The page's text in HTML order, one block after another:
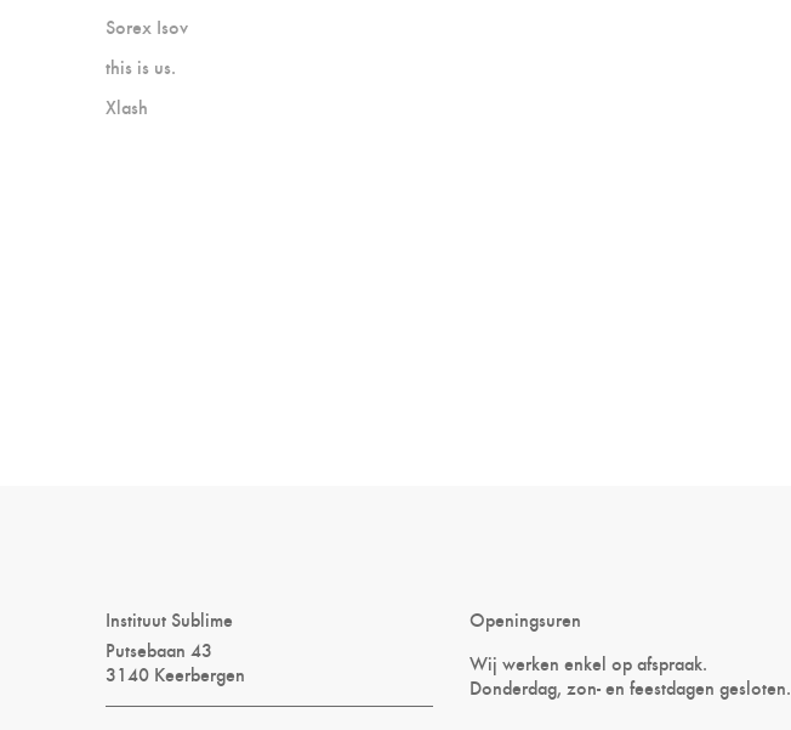
Sorex Isov
this is us.
Xlash
Instituut Sublime
Putsebaan 43
3140 Keerbergen
Openingsuren
Wij werken enkel op afspraak.
Donderdag, zon- en feestdagen gesloten.